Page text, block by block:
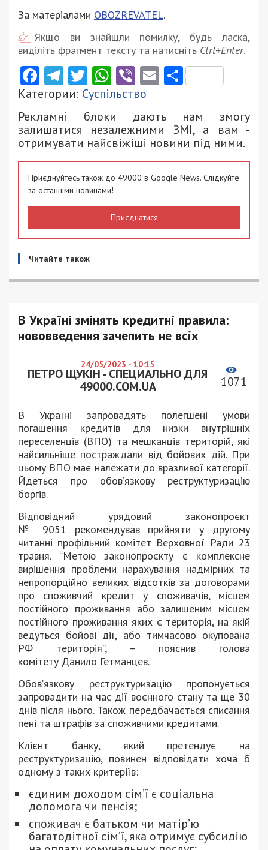
За матеріалами OBOZREVATEL.
Якщо ви знайшли помилку, будь ласка,
виділіть фрагмент тексту та натисніть Ctrl+Enter.
Facebook
Telegram
Twitter
WhatsApp
ViberEmail
Категории: Суспільство
Рекламні блоки дають нам змогу
залишатися незалежними ЗМІ, а вам -
отримувати найсвіжіші новини під ними.
Приєднуйтесь також до 49000 в Google News. Слідкуйте
за останніми новинами!
Приєднатися
Читайте також
В Україні змінять кредитні правила:
нововведення зачепить не всіх
24/05/2023 - 10:15
ПЕТРО ЩУКІН - СПЕЦИАЛЬНО ДЛЯ
49000.COM.UA
1071
В Україні запровадять полегшені умови
погашення кредитів для низки внутрішніх
переселенців (ВПО) та мешканців територій, які
найсильніше постраждали від бойових дій. При
цьому ВПО має належати до вразливої категорії.
Йдеться про обов’язкову реструктуризацію
боргів.
Відповідний урядовий законопроєкт
№ 9051 рекомендував прийняти у другому
читанні профільний комітет Верховної Ради 23
травня. “Метою законопроєкту є комплексне
вирішення проблеми нарахування надмірних та
непропорційно великих відсотків за договорами
про споживчий кредит у споживачів, місцем
постійного проживання або залишеним місцем
постійного проживання яких є територія, на якій
ведуться бойові дії, або тимчасово окупована
РФ територія”, – пояснив голова
комітету Данило Гетманцев.
Обов’язкову реструктуризацію пропонується
запровадити на час дії воєнного стану та ще 30
днів після нього. Також передбачається списання
пені та штрафів за споживчими кредитами.
Клієнт банку, який претендує на
реструктуризацію, повинен відповідати хоча б
одному з таких критеріїв:
єдиним доходом сім’ї є соціальна
допомога чи пенсія;
споживач є батьком чи матір’ю
багатодітної сім’ї, яка отримує субсидію